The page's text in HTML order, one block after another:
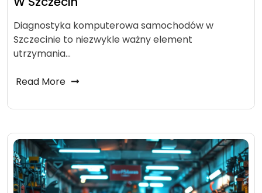
Diagnostyka komputerowa samochodów w
Szczecinie to niezwykle ważny element
utrzymania…
Read More